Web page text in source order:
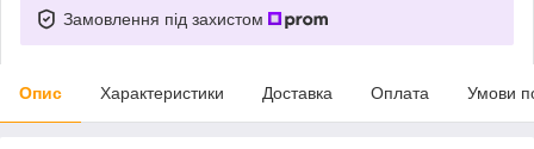
Замовлення під захистом
Опис Характеристики Доставка Оплата Умови